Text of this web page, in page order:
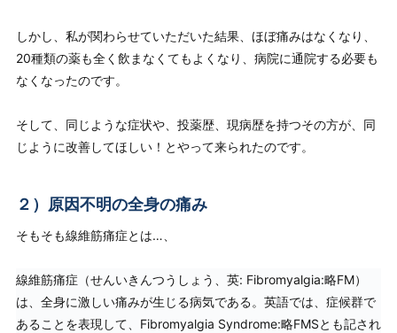
しかし、 私が関わらせていただいた結果、ほぼ痛みはなくなり、
20種類の薬も全く飲まなくてもよくなり、病院に通院する必要も
なくなったのです。
そして、同じような症状や、投薬歴、現病歴を持つその方が、同
じように改善してほしい！とやって来られたのです。
２）原因不明の全身の痛み
そもそも線維筋痛症とは…、
線維筋痛症（せんいきんつうしょう、英: Fibromyalgia:略FM）
は、全身に激しい痛みが生じる病気である。英語では、症候群で
あることを表現して、Fibromyalgia Syndrome:略FMSとも記され